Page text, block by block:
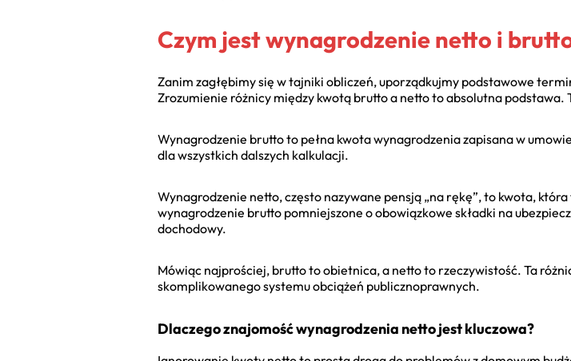
Czym jest wynagrodzenie netto i
Zanim zagłębimy się w tajniki obliczeń, uporządkujmy podstawowe
Zrozumienie różnicy między kwotą brutto a netto to absolutna podstawa.
Wynagrodzenie brutto to pełna kwota wynagrodzenia zapisana w
dla wszystkich dalszych kalkulacji.
Wynagrodzenie netto, często nazywane pensją „na rękę”, to kwota,
wynagrodzenie brutto pomniejszone o obowiązkowe składki na
dochodowy.
Mówiąc najprościej, brutto to obietnica, a netto to rzeczywistość. Ta
skomplikowanego systemu obciążeń publicznoprawnych.
Dlaczego znajomość wynagrodzenia netto jest kluczowa?